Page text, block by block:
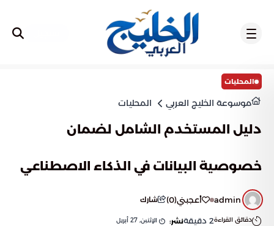
المحليات
موسوعة الخليج العربي المحليات
دليل المستخدم الشامل لضمان
خصوصية البيانات في الذكاء الاصطناعي
admin أعجبني(
0
) شارك
دقائق القراءة2 دقيقةنشر: الإثنين, 27 أبريل